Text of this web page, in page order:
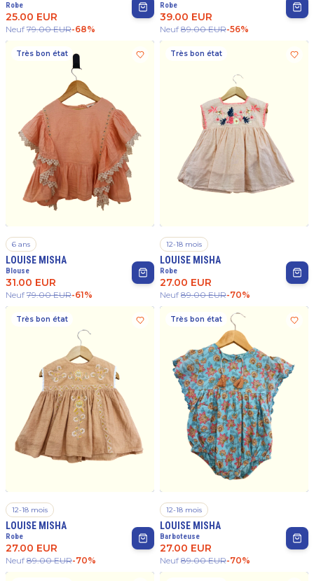
Robe
25.00 EUR
Neuf 79.00 EUR-68%
Robe
39.00 EUR
Neuf 89.00 EUR-56%
Très bon état
6 ans
LOUISE MISHA
Blouse
31.00 EUR
Neuf 79.00 EUR-61%
Très bon état
12-18 mois
LOUISE MISHA
Robe
27.00 EUR
Neuf 89.00 EUR-70%
Très bon état
12-18 mois
LOUISE MISHA
Robe
27.00 EUR
Neuf 89.00 EUR-70%
Très bon état
12-18 mois
LOUISE MISHA
Barboteuse
27.00 EUR
Neuf 89.00 EUR-70%